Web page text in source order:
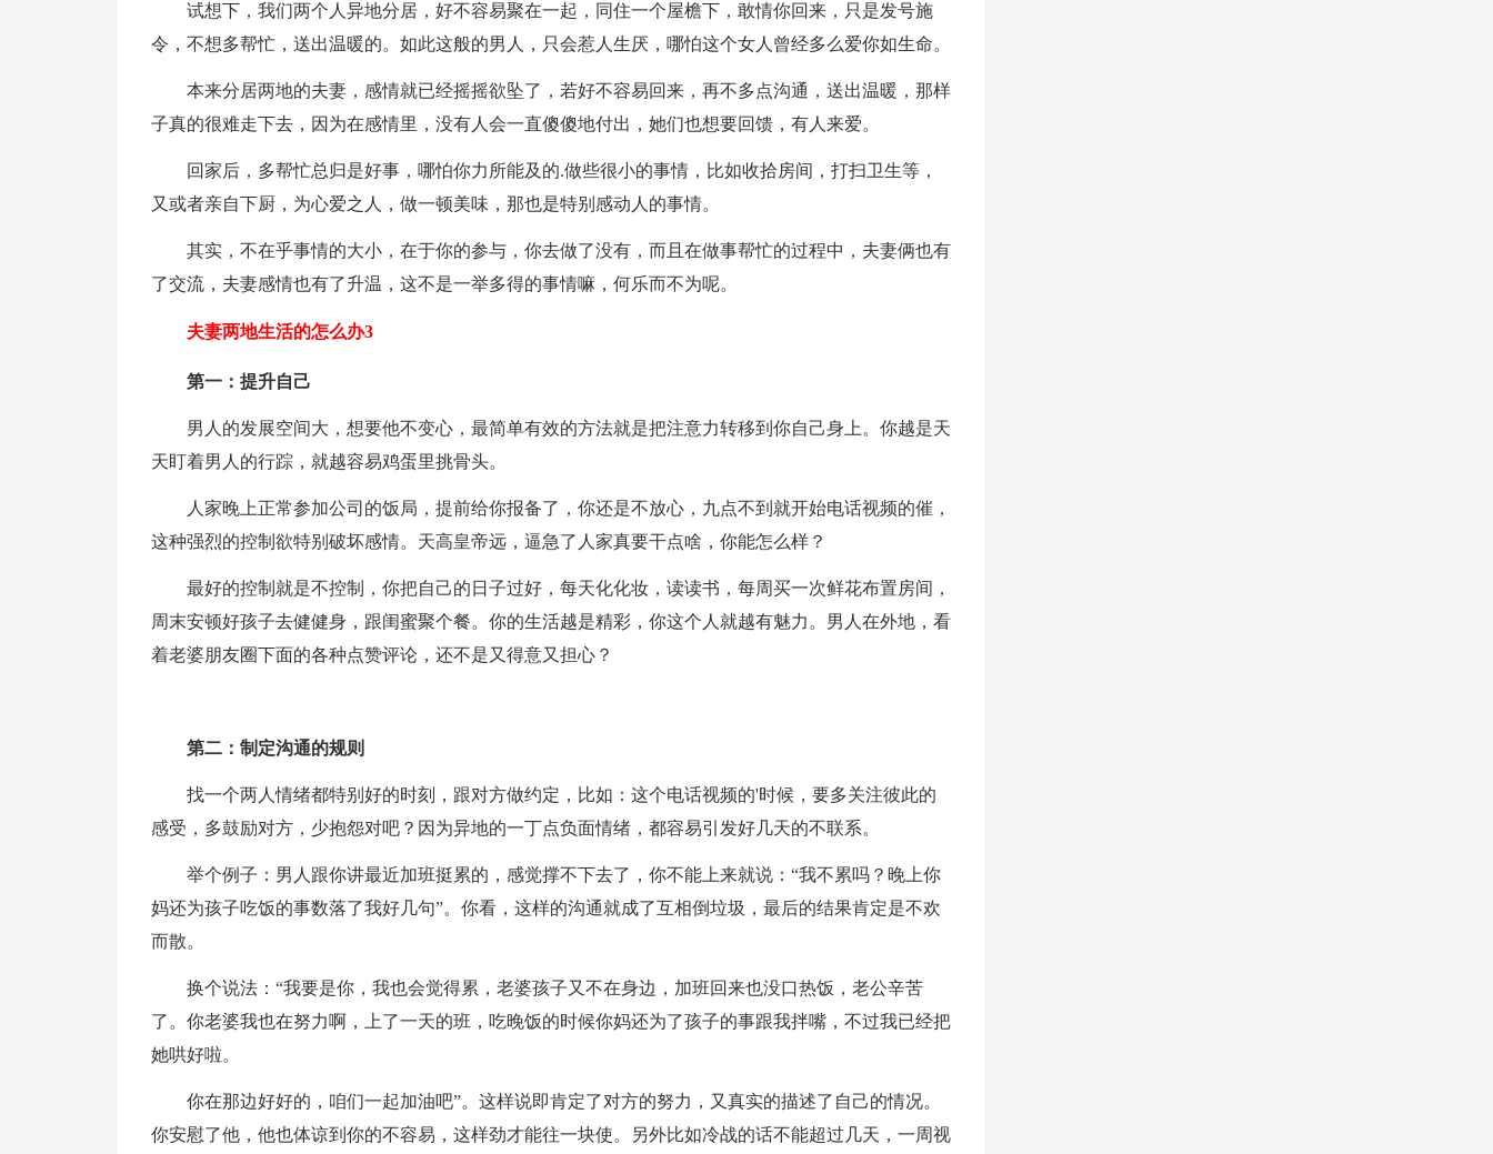
试想下，我们两个人异地分居，好不容易聚在一起，同住一个屋檐下，敢情你回来，只是发号施
令，不想多帮忙，送出温暖的。如此这般的男人，只会惹人生厌，哪怕这个女人曾经多么爱你如生命。
本来分居两地的夫妻，感情就已经摇摇欲坠了，若好不容易回来，再不多点沟通，送出温暖，那样
子真的很难走下去，因为在感情里，没有人会一直傻傻地付出，她们也想要回馈，有人来爱。
回家后，多帮忙总归是好事，哪怕你力所能及的.做些很小的事情，比如收拾房间，打扫卫生等，
又或者亲自下厨，为心爱之人，做一顿美味，那也是特别感动人的事情。
其实，不在乎事情的大小，在于你的参与，你去做了没有，而且在做事帮忙的过程中，夫妻俩也有
了交流，夫妻感情也有了升温，这不是一举多得的事情嘛，何乐而不为呢。
夫妻两地生活的怎么办3
第一：提升自己
男人的发展空间大，想要他不变心，最简单有效的方法就是把注意力转移到你自己身上。你越是天
天盯着男人的行踪，就越容易鸡蛋里挑骨头。
人家晚上正常参加公司的饭局，提前给你报备了，你还是不放心，九点不到就开始电话视频的催，
这种强烈的控制欲特别破坏感情。天高皇帝远，逼急了人家真要干点啥，你能怎么样？
最好的控制就是不控制，你把自己的日子过好，每天化化妆，读读书，每周买一次鲜花布置房间，
周末安顿好孩子去健健身，跟闺蜜聚个餐。你的生活越是精彩，你这个人就越有魅力。男人在外地，看
着老婆朋友圈下面的各种点赞评论，还不是又得意又担心？
第二：制定沟通的规则
找一个两人情绪都特别好的时刻，跟对方做约定，比如：这个电话视频的'时候，要多关注彼此的
感受，多鼓励对方，少抱怨对吧？因为异地的一丁点负面情绪，都容易引发好几天的不联系。
举个例子：男人跟你讲最近加班挺累的，感觉撑不下去了，你不能上来就说：“我不累吗？晚上你
妈还为孩子吃饭的事数落了我好几句”。你看，这样的沟通就成了互相倒垃圾，最后的结果肯定是不欢
而散。
换个说法：“我要是你，我也会觉得累，老婆孩子又不在身边，加班回来也没口热饭，老公辛苦
了。你老婆我也在努力啊，上了一天的班，吃晚饭的时候你妈还为了孩子的事跟我拌嘴，不过我已经把
她哄好啦。
你在那边好好的，咱们一起加油吧”。这样说即肯定了对方的努力，又真实的描述了自己的情况。
你安慰了他，他也体谅到你的不容易，这样劲才能往一块使。另外比如冷战的话不能超过几天，一周视